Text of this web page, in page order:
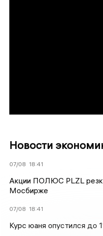
Новости
07/08 18:41
Акции ПОЛЮС PLZL
Мосбирже
07/08 18:41
Курс юаня опустился до